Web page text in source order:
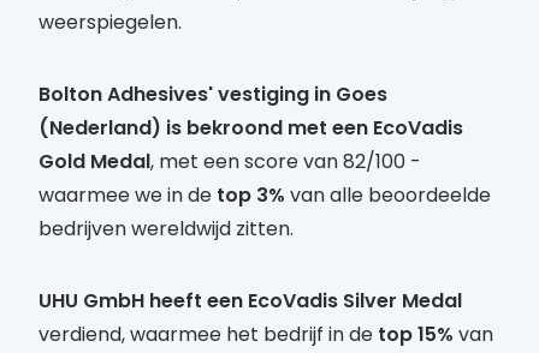
weerspiegelen.
Bolton Adhesives' vestiging in Goes
(Nederland) is bekroond met een EcoVadis
Gold Medal, met een score van 82/100 -
waarmee we in de top 3% van alle beoordeelde
bedrijven wereldwijd zitten.
UHU GmbH heeft een EcoVadis Silver Medal
verdiend, waarmee het bedrijf in de top 15% van